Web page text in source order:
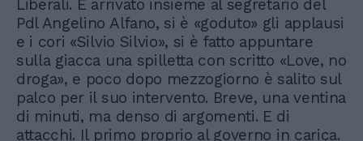
Liberali. È arrivato insieme al segretario del
Pdl Angelino Alfano, si è «goduto» gli applausi
e i cori «Silvio Silvio», si è fatto appuntare
sulla giacca una spilletta con scritto «Love, no
droga», e poco dopo mezzogiorno è salito sul
palco per il suo intervento. Breve, una ventina
di minuti, ma denso di argomenti. E di
attacchi. Il primo proprio al governo in carica.